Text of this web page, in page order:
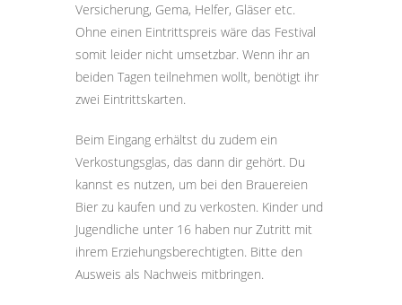
Versicherung, Gema, Helfer, Gläser etc.
Ohne einen Eintrittspreis wäre das Festival
somit leider nicht umsetzbar. Wenn ihr an
beiden Tagen teilnehmen wollt, benötigt ihr
zwei Eintrittskarten.
Beim Eingang erhältst du zudem ein
Verkostungsglas, das dann dir gehört. Du
kannst es nutzen, um bei den Brauereien
Bier zu kaufen und zu verkosten. Kinder und
Jugendliche unter 16 haben nur Zutritt mit
ihrem Erziehungsberechtigten. Bitte den
Ausweis als Nachweis mitbringen.